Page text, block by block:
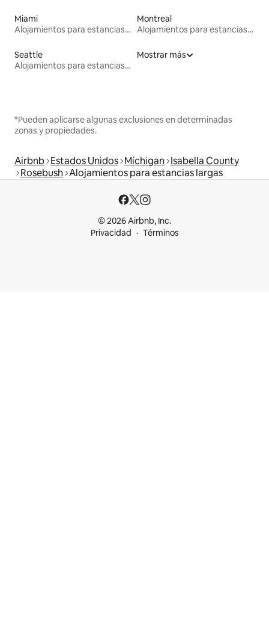
Miami
Alojamientos para estancias largas
Montreal
Alojamientos para estancias largas
Seattle
Alojamientos para estancias largas
Mostrar más
*Pueden aplicarse algunas exclusiones en determinadas
zonas y propiedades.
Airbnb Estados Unidos Míchigan Isabella County
Rosebush Alojamientos para estancias largas
© 2026 Airbnb, Inc.
Privacidad
Términos